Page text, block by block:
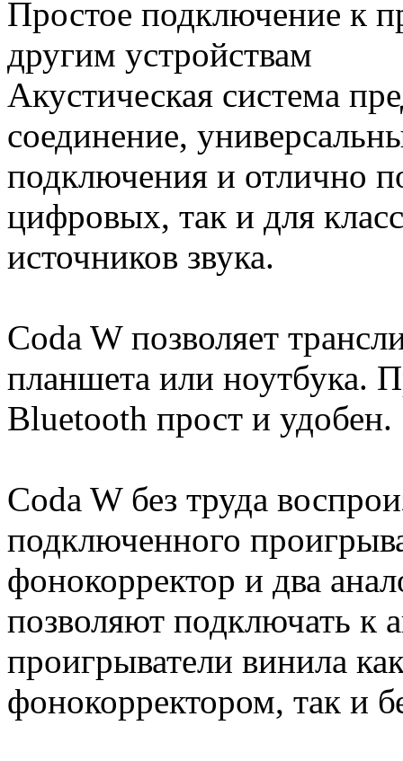
Простое подключение к
другим устройствам
Акустическая система
соединение,
подключения и отлично
цифровых, так и для
источников звука.
Coda W позволяет
планшета или ноутбука.
Bluetooth прост и удобен.
Coda W без труда
подключенного
фонокорректор и два
позволяют подключать к
проигрыватели винила
фонокорректором, так и